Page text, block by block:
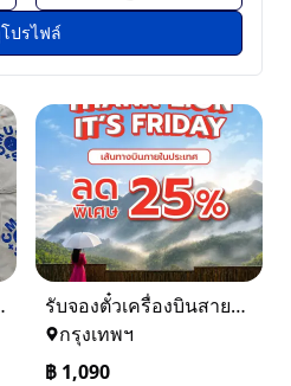
ปรไฟล์
0816484576
รับจองตั๋วเครื่องบินสายการบิน Lion Air ทั้งในและต่างประเทศ
กรุงเทพฯ
฿ 1,090